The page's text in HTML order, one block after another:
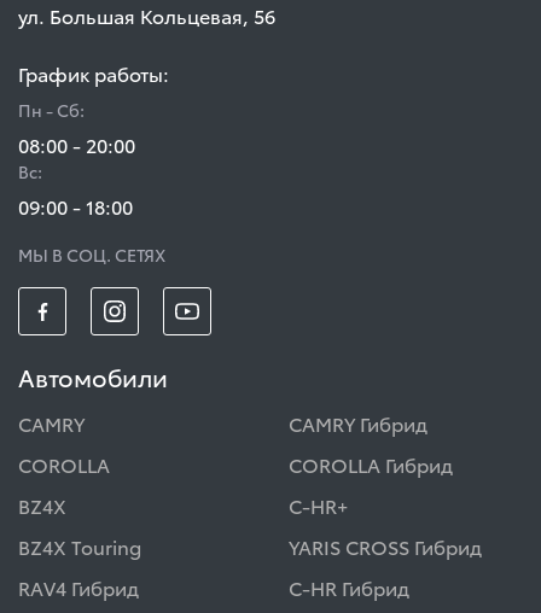
ул. Большая Кольцевая, 56
График работы:
Пн - Сб:
08:00 - 20:00
Вс:
09:00 - 18:00
МЫ В СОЦ. СЕТЯХ
Автомобили
CAMRY
CAMRY Гибрид
COROLLA
COROLLA Гибрид
BZ4X
C-HR+
BZ4X Touring
YARIS CROSS Гибрид
RAV4 Гибрид
C-HR Гибрид